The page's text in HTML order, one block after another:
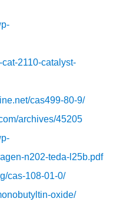
2110-catalyst-
cas499-80-9/
archives/45205
n202-teda-l25b.pdf
cas-108-01-0/
oxide/